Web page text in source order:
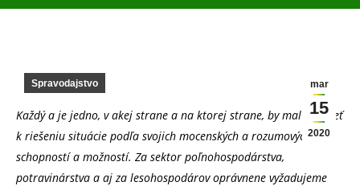
mar
15
2020
Spravodajstvo
Každý a je jedno, v akej strane a na ktorej strane, by mal prispieť
k riešeniu situácie podľa svojich mocenských a rozumových
schopností a možností. Za sektor poľnohospodárstva,
potravinárstva a aj za lesohospodárov oprávnene vyžadujeme